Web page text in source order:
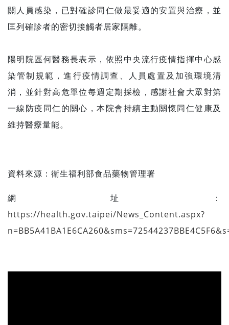
關人員感染，已對確診同仁做最妥適的安置與治療，並
匡列確診者的密切接觸者居家隔離。
陽明院區何醫務長表示，依照中央流行疫情指揮中心感
染管制規範，進行疫情調查、人員處置及加強環境清
消，並針對高危單位每週定期採檢，感謝社會大眾對第
一線防疫同仁的關心，本院會持續主動關懷同仁健康及
維持醫療量能。
資料來源： 衛生福利部食品藥物管理署
網址：
https://health.gov.taipei/News_Content.aspx?